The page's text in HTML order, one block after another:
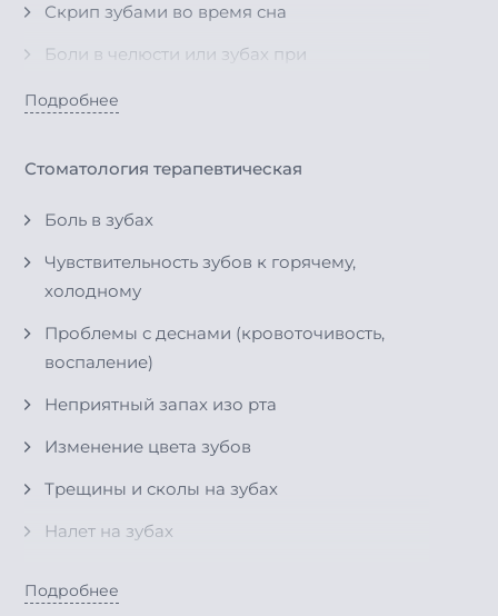
Скрип зубами во время сна
Боли в челюсти или зубах при
Неудовлетворительная эстетика улыбки
Неравномерный зубной ряд
Подробнее
Стоматология терапевтическая
Боль в зубах
Чувствительность зубов к горячему,
холодному
Проблемы с деснами (кровоточивость,
воспаление)
Неприятный запах изо рта
Изменение цвета зубов
Трещины и сколы на зубах
Налет на зубах
Подробнее